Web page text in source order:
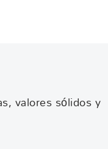
valores sólidos y